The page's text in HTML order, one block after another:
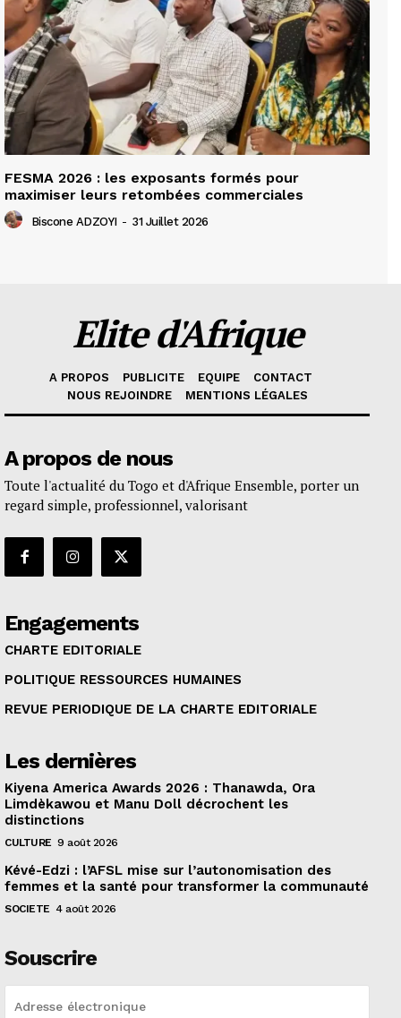
FESMA 2026 : les exposants formés pour
maximiser leurs retombées commerciales
Biscone ADZOYI - 31 Juillet 2026
Elite d'Afrique
A PROPOS PUBLICITE EQUIPE
CONTACT
NOUS REJOINDRE
MENTIONS LÉGALES
A propos de nous
Toute l'actualité du Togo et d'Afrique Ensemble, porter un
regard simple, professionnel, valorisant
Engagements
CHARTE EDITORIALE
POLITIQUE RESSOURCES HUMAINES
REVUE PERIODIQUE DE LA CHARTE EDITORIALE
Les dernières
Kiyena America Awards 2026 : Thanawda, Ora
Limdèkawou et Manu Doll décrochent les
distinctions
CULTURE 9 août 2026
Kévé-Edzi : l’AFSL mise sur l’autonomisation des
femmes et la santé pour transformer la communauté
SOCIETE 4 août 2026
Souscrire